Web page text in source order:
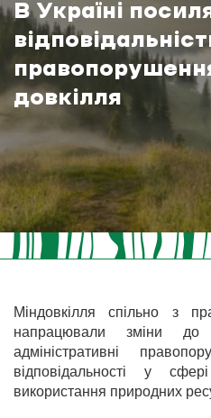
В Україні
довкілля
Міндовкілля спільно з
напрацювали зміни
адміністративні
відповідальності у
використання природних